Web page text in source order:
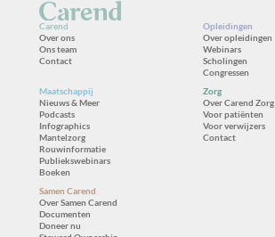
Carend
Over ons
Ons team
Contact
Opleidingen
Over opleidingen
Webinars
Scholingen
Congressen
Maatschappij
Nieuws & Meer
Podcasts
Infographics
Mantelzorg
Rouwinformatie
Publiekswebinars
Boeken
Zorg
Over Carend Zorg
Voor patiënten
Voor verwijzers
Contact
Samen Carend
Over Samen Carend
Documenten
Doneer nu